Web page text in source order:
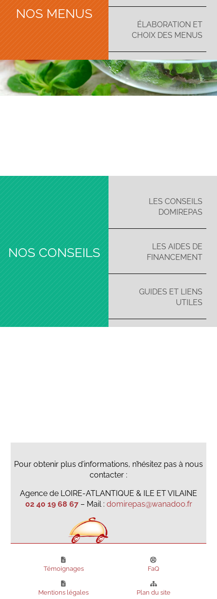
ÉLABORATION ET
CHOIX DES MENUS
NOS MENUS
NOS CONSEILS
LES CONSEILS
DOMIREPAS
LES AIDES DE
FINANCEMENT
GUIDES ET LIENS
UTILES
Pour obtenir plus d’informations, n’hésitez pas à nous
contacter :
Agence de LOIRE-ATLANTIQUE & ILE ET VILAINE
02 40 19 68 67– Mail : domirepas@wanadoo.fr
Témoignages FaQ
Mentions légales Plan du site